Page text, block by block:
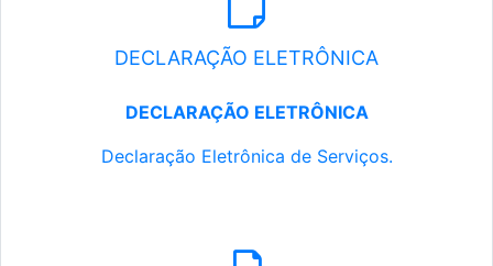
DECLARAÇÃO ELETRÔNICA
DECLARAÇÃO ELETRÔNICA
Declaração Eletrônica de Serviços.